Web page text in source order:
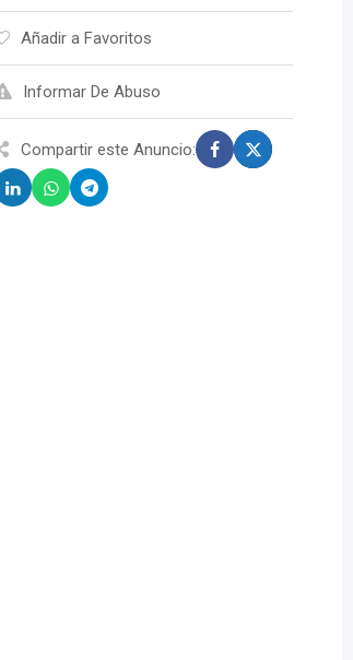
Añadir a Favoritos
Informar De Abuso
Compartir este Anuncio: